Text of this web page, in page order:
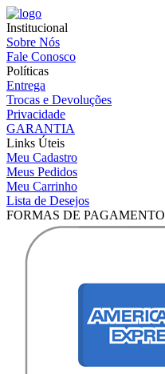
Institucional
Sobre Nós
Fale Conosco
Políticas
Entrega
Trocas e Devoluções
Privacidade
GARANTIA
Links Úteis
Meu Cadastro
Meus Pedidos
Meu Carrinho
Lista de Desejos
FORMAS DE PAGAMENTO